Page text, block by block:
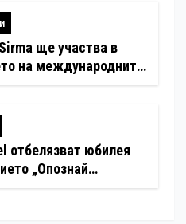
ще участва в
на международните
отбелязват юбилея
„Опознай